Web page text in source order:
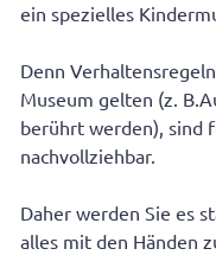
ein spezielles
Denn
Museum gelten (z.
berührt werden), sind
nachvollziehbar.
Daher werden Sie es
alles mit den Händen